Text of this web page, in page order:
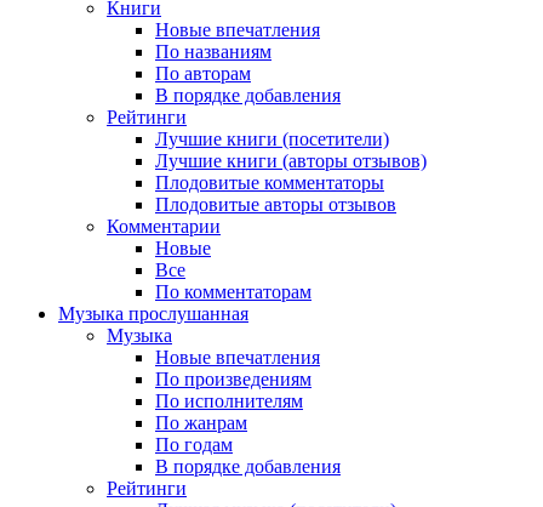
Книги
Новые впечатления
По названиям
По авторам
В порядке добавления
Рейтинги
Лучшие книги (посетители)
Лучшие книги (авторы отзывов)
Плодовитые комментаторы
Плодовитые авторы отзывов
Комментарии
Новые
Все
По комментаторам
Музыка прослушанная
Музыка
Новые впечатления
По произведениям
По исполнителям
По жанрам
По годам
В порядке добавления
Рейтинги